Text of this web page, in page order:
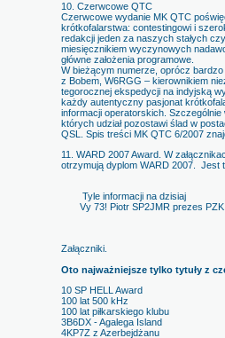
10. Czerwcowe QTC
Czerwcowe wydanie MK QTC
krótkofalarstwa: contestingowi i
redakcji jeden za naszych stałych
miesięcznikiem wyczynowych
główne założenia programowe.
W bieżącym numerze, oprócz
z Bobem, W6RGG – kierownikiem
tegorocznej ekspedycji na indyjską
każdy autentyczny pasjonat
informacji operatorskich.
których udział pozostawi ślad w
QSL. Spis treści MK QTC 6/2007
11. WARD 2007 Award. W
otrzymują dyplom WARD 2007. Jest
Tyle informacji na dzisiaj
Vy 73! Piotr SP2JMR prezes PZK
Załączniki.
Oto najważniejsze tylko tytuły z
10 SP HELL Award
100 lat 500 kHz
100 lat piłkarskiego klubu
3B6DX - Agalega Island
4KP7Z z Azerbejdżanu